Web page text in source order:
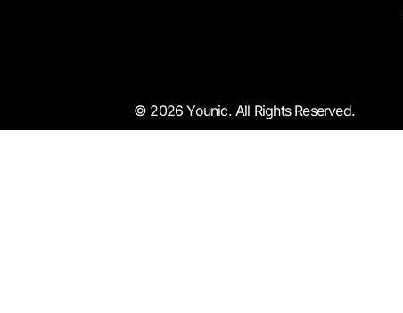
© 2026 Younic. All Rights Reserved.